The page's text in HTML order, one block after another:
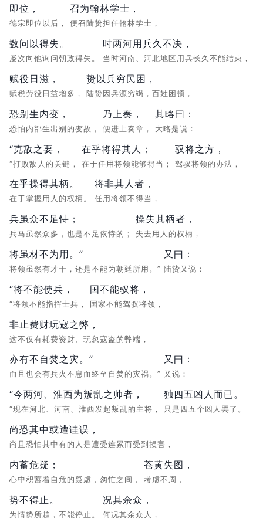
即位，
德宗即位以后，
召为翰林学士，
便召陆贽担任翰林学士，
数问以得失。
屡次向他询问朝政得失。
时两河用兵久不决，
当时河南、河北地区用兵长久不能结束，
赋役日滋，
赋税劳役日益增多，
贽以兵穷民困，
陆贽因兵源穷竭，百姓困顿，
恐别生内变，
恐怕内部生出别的变故，
乃上奏，
便进上奏章，
其略曰：
大略是说：
“克敌之要，
“打败敌人的关键，
在乎将得其人；
在于任用将领能够得当；
驭将之方，
驾驭将领的办法，
在乎操得其柄。
在于掌握用人的权柄。
将非其人者，
任用将领不得当，
兵虽众不足恃；
兵马虽然众多，也是不足依恃的；
操失其柄者，
失去用人的权柄，
将虽材不为用。”
将领虽然有才干，还是不能为朝廷所用。”
又曰：
陆贽又说：
“将不能使兵，
“将领不能指挥士兵，
国不能驭将，
国家不能驾驭将领，
非止费财玩寇之弊，
这不仅有耗费资财、玩忽寇盗的弊端，
亦有不自焚之灾。”
而且也会有兵火不息而终至自焚的灾祸。”
又曰：
又说：
“今两河、淮西为叛乱之帅者，
“现在河北、河南、淮西发起叛乱的主将，
独四五凶人而已。
只是四五个凶人罢了。
尚恐其中或遭诖误，
尚且恐怕其中有的人是遭受连累而受到损害，
内蓄危疑；
心中积蓄着自危的疑虑，匆忙之间，
苍黄失图，
考虑不周，
势不得止。
为情势所趋，不能停止。
况其余众，
何况其余众人，